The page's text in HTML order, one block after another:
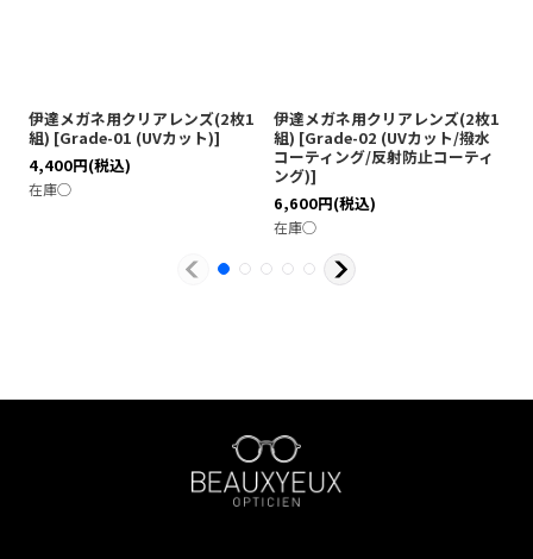
伊達メガネ用クリアレンズ(2枚1
組) [Grade-01 (UVカット)]
4,400円(税込)
在庫◯
伊達メガネ用クリアレンズ(2枚1
組) [Grade-02 (UVカット/撥水
コーティング/反射防止コーティ
ング)]
6,600円(税込)
在庫◯